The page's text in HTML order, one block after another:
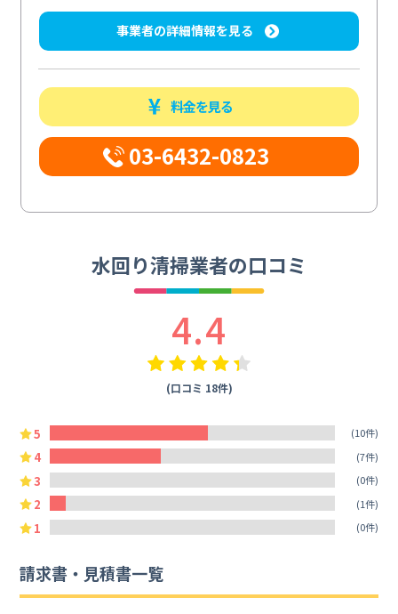
事業者の詳細情報を見る
料金を見る
03-6432-0823
水回り清掃業者の口コミ
4.4
(口コミ 18件)
5 (10件)
4 (7件)
3 (0件)
2 (1件)
1 (0件)
請求書・見積書一覧